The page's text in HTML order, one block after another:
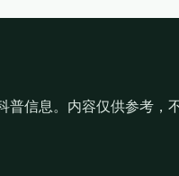
普信息。内容仅供参考，